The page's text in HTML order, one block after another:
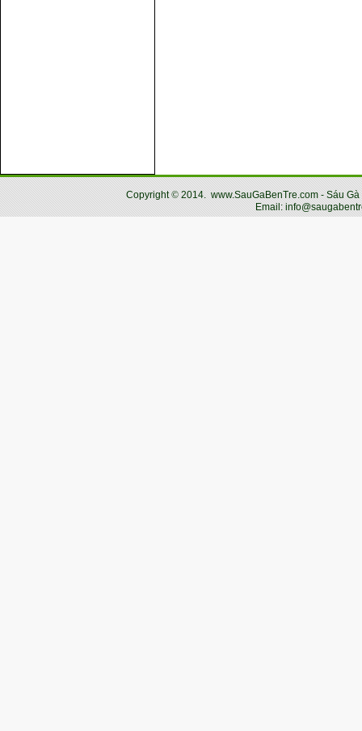
Copyright© 2014. www.SauGaBenTre.com - Sáu
Email: